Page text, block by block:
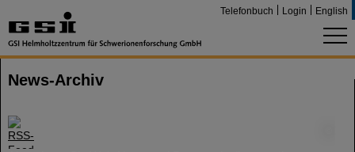
Telefonbuch Login English
News-Archiv